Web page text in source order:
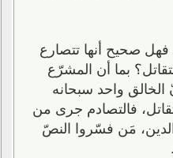
فهل صحيح أنها تتصارع
بما أن المشرّع
الخالق واحد سبحانه
فالتصادم جرى من
مَن فسّروا النصّ